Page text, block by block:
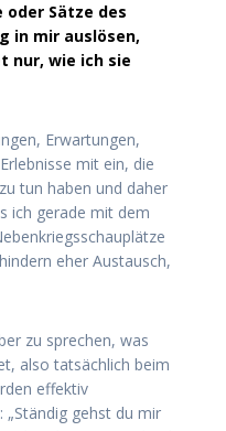
Sätze des
in mir auslösen,
nur, wie ich sie
Erwartungen,
mit ein, die
tun haben und daher
ich gerade mit dem
eher Austausch,
zu sprechen, was
also tatsächlich beim
effektiv
gehst du mir